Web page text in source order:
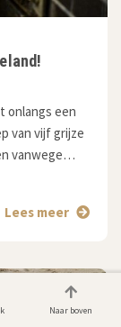
onlangs een
van vijf grijze
vanwege…
Lees meer
Naar boven